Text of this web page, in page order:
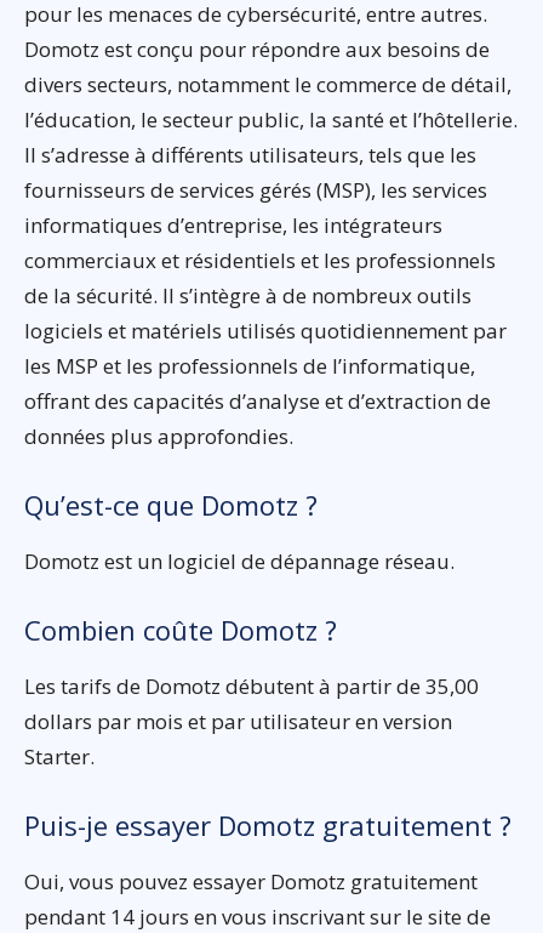
pour les menaces de cybersécurité, entre autres.
Domotz est conçu pour répondre aux besoins de
divers secteurs, notamment le commerce de détail,
l’éducation, le secteur public, la santé et l’hôtellerie.
Il s’adresse à différents utilisateurs, tels que les
fournisseurs de services gérés (MSP), les services
informatiques d’entreprise, les intégrateurs
commerciaux et résidentiels et les professionnels
de la sécurité. Il s’intègre à de nombreux outils
logiciels et matériels utilisés quotidiennement par
les MSP et les professionnels de l’informatique,
offrant des capacités d’analyse et d’extraction de
données plus approfondies.
Qu’est-ce que Domotz ?
Domotz est un logiciel de dépannage réseau.
Combien coûte Domotz ?
Les tarifs de Domotz débutent à partir de 35,00
dollars par mois et par utilisateur en version
Starter.
Puis-je essayer Domotz gratuitement ?
Oui, vous pouvez essayer Domotz gratuitement
pendant 14 jours en vous inscrivant sur le site de